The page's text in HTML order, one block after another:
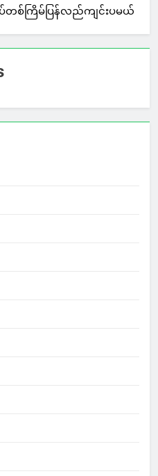
ပ်တစ်ကြိမ်ပြန်လည်ကျင်းပမယ်